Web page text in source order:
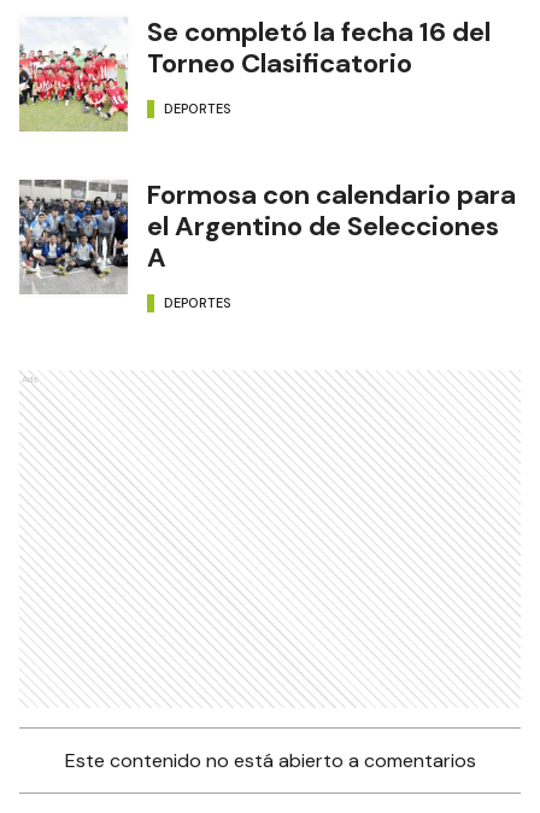
Se completó la fecha 16 del
Torneo Clasificatorio
DEPORTES
Formosa con calendario para
el Argentino de Selecciones
A
DEPORTES
Ads
Este contenido no está abierto a comentarios